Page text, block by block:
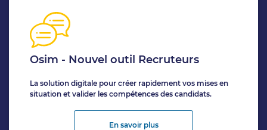
Osim - Nouvel outil Recruteurs
La solution digitale pour créer rapidement vos mises en
situation et valider les compétences des candidats.
En savoir plus